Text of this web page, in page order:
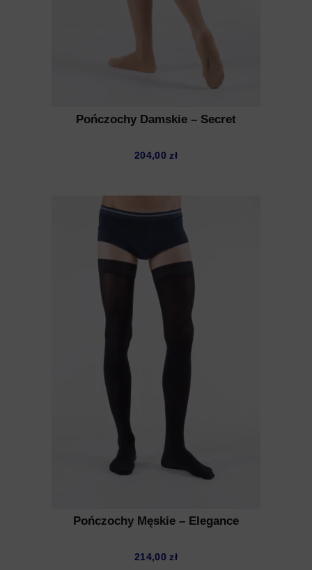
Pończochy Damskie – Secret
204,00zł
Pończochy Męskie – Elegance
214,00zł